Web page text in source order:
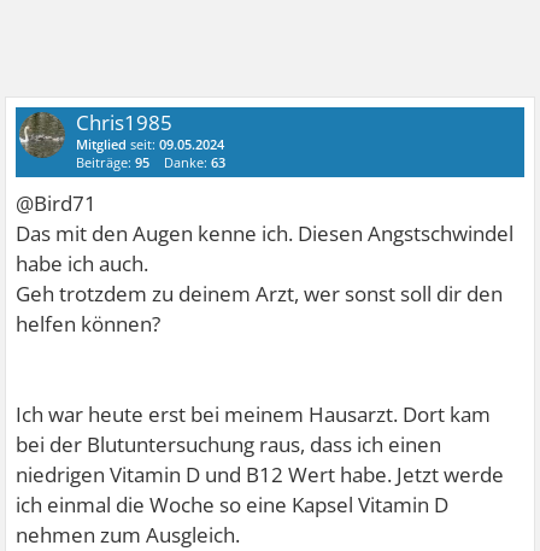
Chris1985
Mitglied seit:09.05.2024
Beiträge:95 Danke:63
@Bird71
Das mit den Augen kenne ich. Diesen Angstschwindel
habe ich auch.
Geh trotzdem zu deinem Arzt, wer sonst soll dir den
helfen können?
Ich war heute erst bei meinem Hausarzt. Dort kam
bei der Blutuntersuchung raus, dass ich einen
niedrigen Vitamin D und B12 Wert habe. Jetzt werde
ich einmal die Woche so eine Kapsel Vitamin D
nehmen zum Ausgleich.